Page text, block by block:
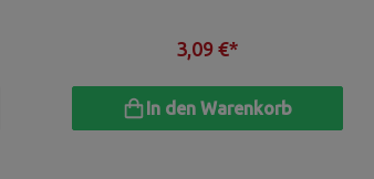
3,09 €*
In den Warenkorb